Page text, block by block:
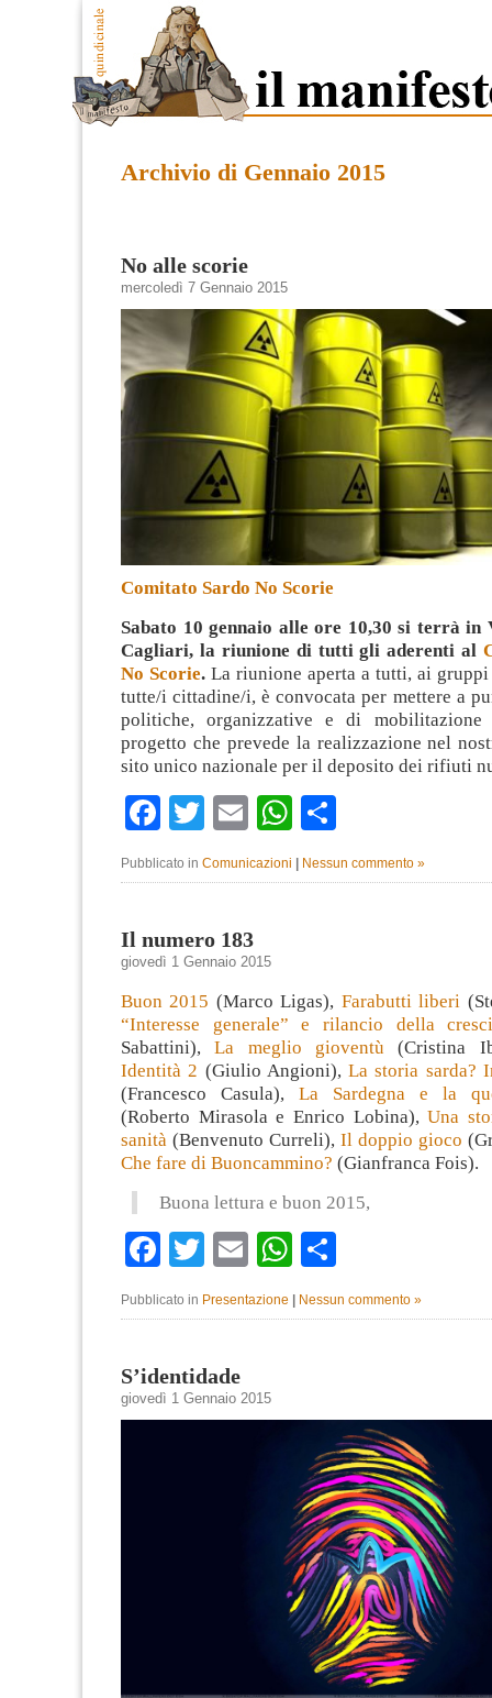
Archivio di Gennaio 2015
No alle scorie
mercoledì 7 Gennaio 2015
Comitato Sardo No Scorie
Sabato 10 gennaio alle ore 10,30 si terrà in
Cagliari, la riunione di tutti gli aderenti al
No Scorie. La riunione aperta a tutti, ai
tutte/i cittadine/i, è convocata per mettere a
politiche, organizzative e di
progetto che prevede la realizzazione nel
sito unico nazionale per il deposito dei rifiuti
Facebook
TwitterEmailWhatsApp
Pubblicato in Comunicazioni Nessun commento »
Il numero 183
giovedì 1 Gennaio 2015
Buon 2015 (Marco Ligas), Farabutti liberi
“Interesse generale” e rilancio della
Sabattini),La meglio gioventù (Cristina
Identità 2 (Giulio Angioni), La storia sarda?
(Francesco Casula), La Sardegna e la
(Roberto Mirasola e Enrico Lobina),Una
sanità (Benvenuto Curreli), Il doppio gioco
Che fare di Buoncammino? (Gianfranca Fois).
Buona lettura e buon 2015,
Facebook
TwitterEmailWhatsApp
Pubblicato in Presentazione Nessun commento »
S’identidade
giovedì 1 Gennaio 2015